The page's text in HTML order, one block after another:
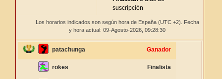
suscripción
Los horarios indicados son según hora de España (UTC +2). Fecha
y hora actual: 09-Agosto-2026, 09:28:31
patachunga Ganador
rokes Finalista